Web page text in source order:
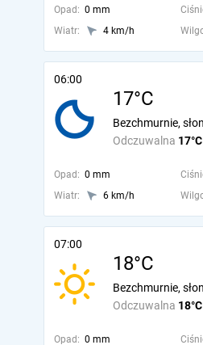
Opad: 0 mm
Wiatr:
4 km/h
06:00
17°C
Odczuwalna 17°C
Bezchmurnie,
Opad: 0 mm
Wiatr:
6 km/h
07:00
18°C
Odczuwalna 18°C
Bezchmurnie,
Opad: 0 mm